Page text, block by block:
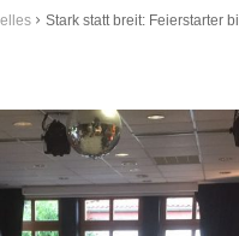
Stark statt breit: Feierstarter